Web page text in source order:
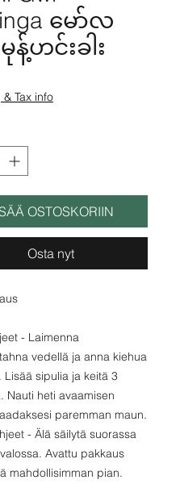
မော်လ
န့်ဟင်းခါး
Tax info
OSTOSKORIIN
Osta nyt
- Laimenna
vedellä ja anna kiehua
Lisää sipulia ja keitä 3
Nauti heti avaamisen
paremman maun.
- Älä säilytä suorassa
Avattu pakkaus
mahdollisimman pian.